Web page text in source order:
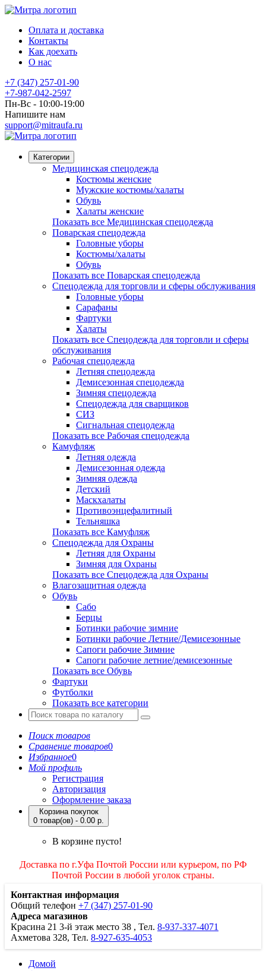
Оплата и доставка
Контакты
Как доехать
О нас
+7 (347) 257-01-90
+7-987-042-2597
Пн-Вс - 10:00-19:00
Напишите нам
support@mitraufa.ru
Категории
Медицинская спецодежда
Костюмы женские
Мужские костюмы/халаты
Обувь
Халаты женские
Показать все Медицинская спецодежда
Поварская спецодежда
Головные уборы
Костюмы/халаты
Обувь
Показать все Поварская спецодежда
Спецодежда для торговли и сферы обслуживания
Головные уборы
Сарафаны
Фартуки
Халаты
Показать все Спецодежда для торговли и сферы
обслуживания
Рабочая спецодежда
Летняя спецодежда
Демисезонная спецодежда
Зимняя спецодежда
Спецодежда для сварщиков
СИЗ
Сигнальная спецодежда
Показать все Рабочая спецодежда
Камуфляж
Летняя одежда
Демисезонная одежда
Зимняя одежда
Детский
Маскхалаты
Противоэнцефалитный
Тельняшка
Показать все Камуфляж
Спецодежда для Охраны
Летняя для Охраны
Зимняя для Охраны
Показать все Спецодежда для Охраны
Влагозащитная одежда
Обувь
Сабо
Берцы
Ботинки рабочие зимние
Ботинки рабочие Летние/Демисезонные
Сапоги рабочие Зимние
Сапоги рабочие летние/демисезонные
Показать все Обувь
Фартуки
Футболки
Показать все категории
Поиск товаров
Сравнение товаров0
Избранное0
Мой профиль
Регистрация
Авторизация
Оформление заказа
Корзина покупок
0 товар(ов) - 0.00 р.
В корзине пусто!
Доставка по г.Уфа Почтой России или курьером, по РФ
Почтой России в любой уголок страны.
Контактная информация
Общий телефон +7 (347) 257-01-90
Адреса магазинов
Красина 21 3-й этаж место 38 , Тел. 8-937-337-4071
Ахметова 328, Тел. 8-927-635-4053
Домой